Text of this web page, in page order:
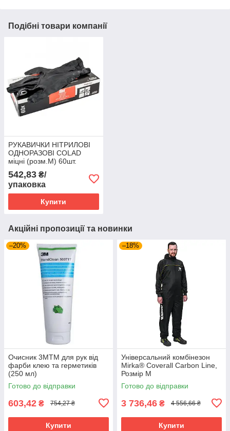
Подібні товари компанії
РУКАВИЧКИ НІТРИЛОВІ
ОДНОРАЗОВІ COLAD
міцні (розм.М) 60шт.
542,83 ₴/
упаковка
Купити
Акційні пропозиції та новинки
–20%
Очисник 3MTM для рук від
фарби клею та герметиків
(250 мл)
Готово до відправки
603,42 ₴ 754,27 ₴
Купити
–18%
Універсальний комбінезон
Mirka® Coverall Carbon Line,
Розмір M
Готово до відправки
3 736,46 ₴ 4 556,66 ₴
Купити